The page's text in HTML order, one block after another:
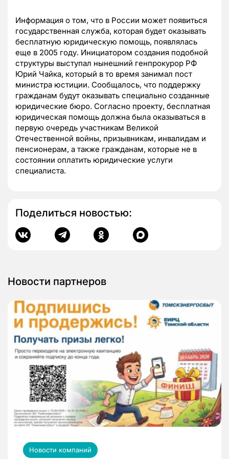
Информация о том, что в России может появиться
государственная служба, которая будет оказывать
бесплатную юридическую помощь, появлялась
еще в 2005 году. Инициатором создания подобной
структуры выступал нынешний генпрокурор РФ
Юрий Чайка, который в то время занимал пост
министра юстиции. Сообщалось, что поддержку
гражданам будут оказывать специально созданные
юридические бюро. Согласно проекту, бесплатная
юридическая помощь должна была оказываться в
первую очередь участникам Великой
Отечественной войны, призывникам, инвалидам и
пенсионерам, а также гражданам, которые не в
состоянии оплатить юридические услуги
специалиста.
Поделиться новостью:
Новости партнеров
Новости компаний